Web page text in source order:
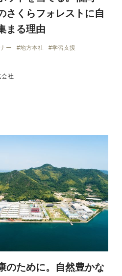
さくらフォレストに自
まる理由
ー 地方本社
学習支援
社
のために。自然豊かな